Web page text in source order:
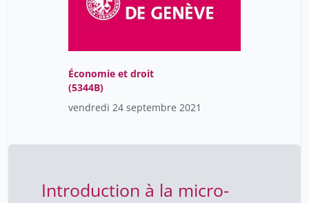
Économie et droit
(5344B)
vendredi 24 septembre 2021
Introduction à la micro-